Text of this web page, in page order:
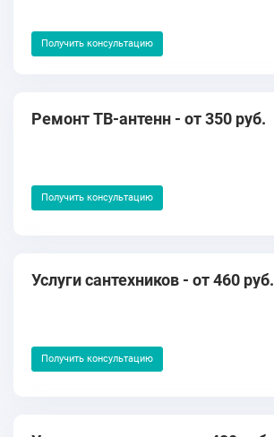
Получить консультацию
Ремонт ТВ-антенн - от 350 руб.
Получить консультацию
Услуги сантехников - от 460 руб.
Получить консультацию